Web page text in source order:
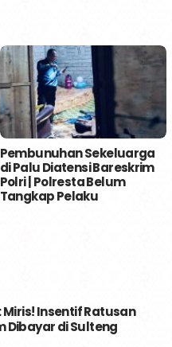
Pembunuhan Sekeluarga
di Palu Diatensi Bareskrim
Polri | Polresta Belum
Tangkap Pelaku
Miris! Insentif Ratusan
Dibayar di Sulteng